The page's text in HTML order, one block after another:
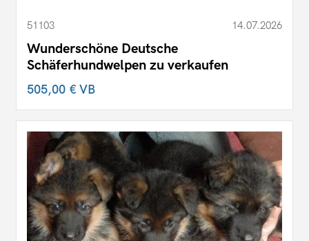
51103 14.07.2026
Wunderschöne Deutsche
Schäferhundwelpen zu verkaufen
505,00 €VB